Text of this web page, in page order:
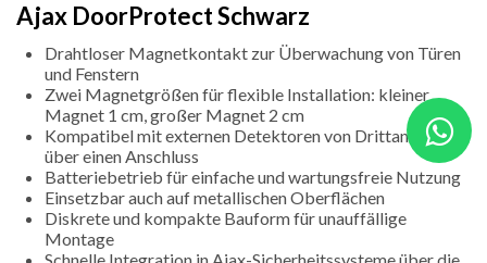
Ajax DoorProtect Schwarz
Drahtloser Magnetkontakt zur Überwachung von Türen
und Fenstern
Zwei Magnetgrößen für flexible Installation: kleiner
Magnet 1 cm, großer Magnet 2 cm
Kompatibel mit externen Detektoren von Drittanbietern
über einen Anschluss
Batteriebetrieb für einfache und wartungsfreie Nutzung
Einsetzbar auch auf metallischen Oberflächen
Diskrete und kompakte Bauform für unauffällige
Montage